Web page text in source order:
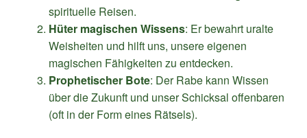
spirituelle Reisen.
Hüter magischen Wissens: Er bewahrt uralte
Weisheiten und hilft uns, unsere eigenen
magischen Fähigkeiten zu entdecken.
Prophetischer Bote: Der Rabe kann Wissen
über die Zukunft und unser Schicksal offenbaren
(oft in der Form eines Rätsels).